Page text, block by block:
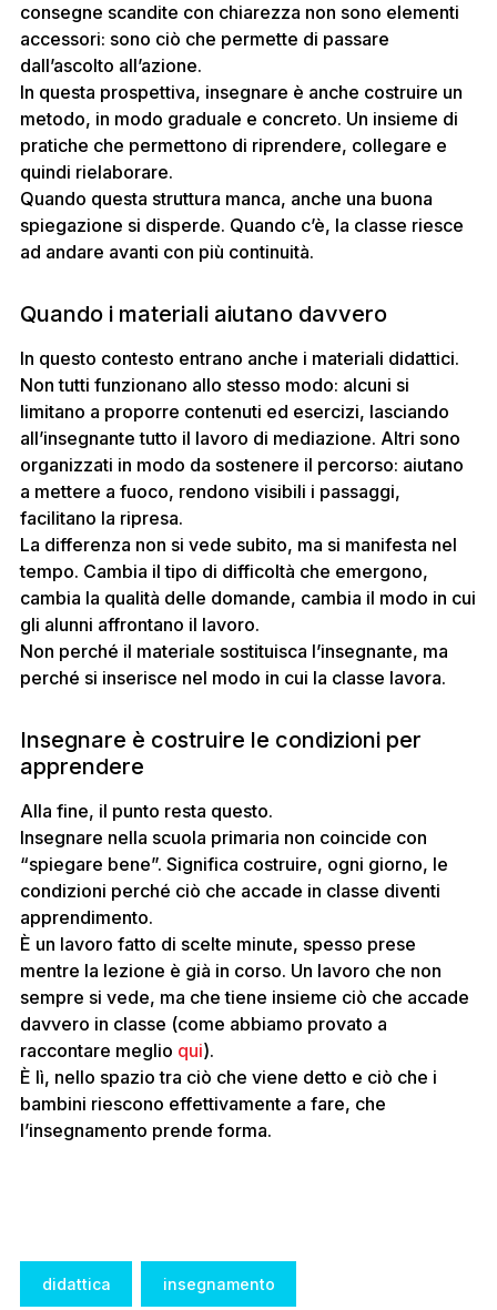
consegne scandite con chiarezza non sono elementi
accessori: sono ciò che permette di passare
dall’ascolto all’azione.
In questa prospettiva, insegnare è anche costruire un
metodo, in modo graduale e concreto. Un insieme di
pratiche che permettono di riprendere, collegare e
quindi rielaborare.
Quando questa struttura manca, anche una buona
spiegazione si disperde. Quando c’è, la classe riesce
ad andare avanti con più continuità.
Quando i materiali aiutano davvero
In questo contesto entrano anche i materiali didattici.
Non tutti funzionano allo stesso modo: alcuni si
limitano a proporre contenuti ed esercizi, lasciando
all’insegnante tutto il lavoro di mediazione. Altri sono
organizzati in modo da sostenere il percorso: aiutano
a mettere a fuoco, rendono visibili i passaggi,
facilitano la ripresa.
La differenza non si vede subito, ma si manifesta nel
tempo. Cambia il tipo di difficoltà che emergono,
cambia la qualità delle domande, cambia il modo in cui
gli alunni affrontano il lavoro.
Non perché il materiale sostituisca l’insegnante, ma
perché si inserisce nel modo in cui la classe lavora.
Insegnare è costruire le condizioni per
apprendere
Alla fine, il punto resta questo.
Insegnare nella scuola primaria non coincide con
“spiegare bene”. Significa costruire, ogni giorno, le
condizioni perché ciò che accade in classe diventi
apprendimento.
È un lavoro fatto di scelte minute, spesso prese
mentre la lezione è già in corso. Un lavoro che non
sempre si vede, ma che tiene insieme ciò che accade
davvero in classe (come abbiamo provato a
raccontare meglio qui).
È lì, nello spazio tra ciò che viene detto e ciò che i
bambini riescono effettivamente a fare, che
l’insegnamento prende forma.
Tags:
didattica insegnamento